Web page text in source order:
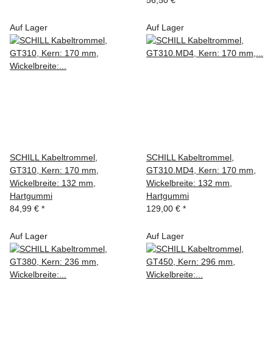
Auf Lager
SCHILL Kabeltrommel,
GT310, Kern: 170 mm,
Wickelbreite: 132 mm,
Hartgummi
84,99 € *
Auf Lager
SCHILL Kabeltrommel,
GT310.MD4, Kern: 170 mm,
Wickelbreite: 132 mm,
Hartgummi
129,00 € *
Auf Lager Auf Lager